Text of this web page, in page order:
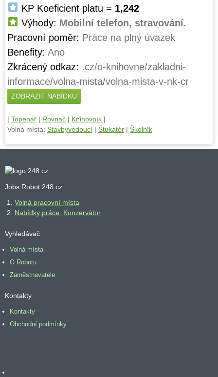
KP Koeficient platu = 1,242
Výhody: Mobilní telefon, stravování.
Pracovní poměr: Práce na plný úvazek
Benefity: Ano
Zkrácený odkaz: .cz/o-knihovne/zakladni-
informace/volna-mista/volna-mista-v-nk-cr
ZOBRAZIT NABÍDKU
| Topenář | Rovnač | Knihovník |
Volná místa: Stavbyvedoucí | Štukatér | Školník
Jobs Robot 248.cz
Volná pracovní místa
Nabídky práce: Konzervátor
Vyhledávač
Volná místa
O Robotu
Zaměstnavatele
Kontakty
Kontakty
Obchodní podmínky